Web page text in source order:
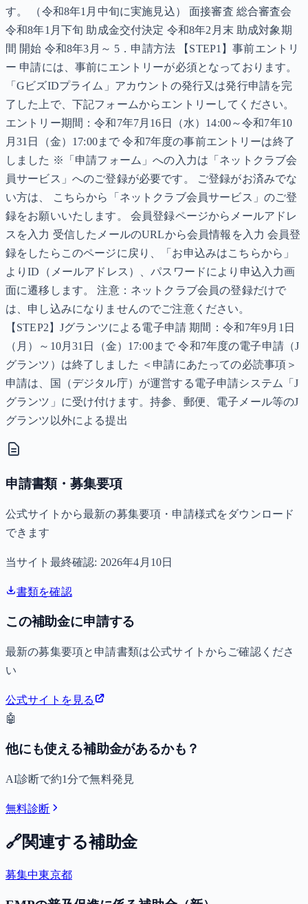
す。 （令和8年1月中旬に実施見込） 面接審査 総合審査会
令和8年1月下旬 助成金交付決定 令和8年2月末 助成対象期
間 開始 令和8年3月～ 5．申請方法 【STEP1】事前エントリ
ー 申請には、事前にエントリーが必須となっております。
「GビズIDプライム」アカウントの発行又は発行申請を完
了した上で、下記フォームからエントリーしてください。
エントリー期間：令和7年7月16日（水）14:00～令和7年10
月31日（金）17:00まで 令和7年度の事前エントリーは終了
しました ※「申請フォーム」への入力は「ネットクラブ会
員サービス」へのご登録が必要です。 ご登録がお済みでな
い方は、 こちらから「ネットクラブ会員サービス」のご登
録をお願いいたします。 会員登録ページからメールアドレ
スを入力 受信したメールのURLから会員情報を入力 会員登
録をしたらこのページに戻り、「お申込みはこちらから」
よりID（メールアドレス）、パスワードにより申込入力画
面に遷移します。 注意：ネットクラブ会員の登録だけで
は、申し込みになりませんのでご注意ください。
【STEP2】Jグランツによる電子申請 期間：令和7年9月1日
（月）～10月31日（金）17:00まで 令和7年度の電子申請（J
グランツ）は終了しました ＜申請にあたっての必読事項＞
申請は、国（デジタル庁）が運営する電子申請システム「J
グランツ」に受け付けます。持参、郵便、電子メール等のJ
グランツ以外による提出
申請書類・募集要項
公式サイトから最新の募集要項・申請様式をダウンロード
できます
当サイト最終確認: 2026年4月10日
書類を確認
この補助金に申請する
最新の募集要項と申請書類は公式サイトからご確認くださ
い
公式サイトを見る
🤖
他にも使える補助金があるかも？
AI診断で約1分で無料発見
無料診断
🔗関連する補助金
募集中東京都